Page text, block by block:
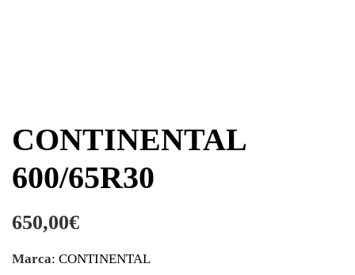
CONTINENTAL
600/65R30
650,00€
Marca: CONTINENTAL